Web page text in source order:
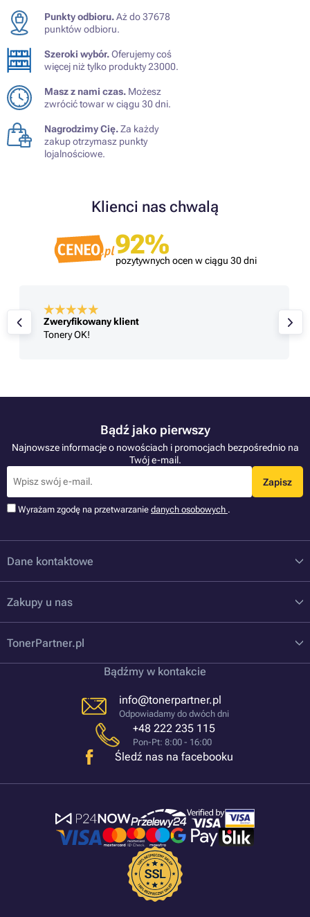
Punkty odbioru.Aż do 37678
punktów odbioru.
Szeroki wybór.Oferujemy coś
więcej niż tylko produkty 23000.
Masz z nami czas. Możesz
zwrócić towar w ciągu 30 dni.
Nagrodzimy Cię.Za każdy
zakup otrzymasz punkty
lojalnościowe.
Klienci nas chwalą
92%
pozytywnych ocen w ciągu 30 dni
Zweryfikowany klient
Tonery OK!
Bądź jako pierwszy
Najnowsze informacje o nowościach i promocjach bezpośrednio na
Twój e-mail.
Zapisz
Wyrażam zgodę na przetwarzanie danych osobowych .
Dane kontaktowe
Zakupy u nas
TonerPartner.pl
Bądźmy w kontakcie
info@tonerpartner.pl
Odpowiadamy do dwóch dni
+48 222 235 115
Pon-Pt: 8:00 - 16:00
Śledź nas na facebooku